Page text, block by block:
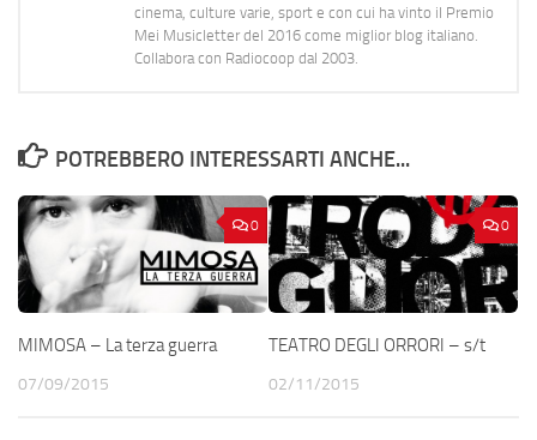
cinema, culture varie, sport e con cui ha vinto il Premio
Mei Musicletter del 2016 come miglior blog italiano.
Collabora con Radiocoop dal 2003.
POTREBBERO INTERESSARTI ANCHE...
0
MIMOSA – La terza guerra
07/09/2015
0
TEATRO DEGLI ORRORI – s/t
02/11/2015